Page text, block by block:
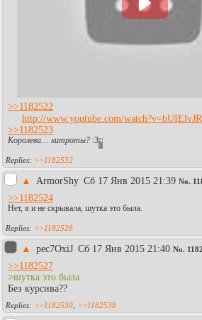
>>1182522
http://www.youtube.com/
>>1182523
Королева… хитроты? :34
>>1182532
▲ АrmorShy Сб 17 Янв 2015 21:39 No.
>>1182524
Нет, я и не скрывала, шутка это была.
>>1182528
▲ pec7OxiJ Сб 17 Янв 2015 21:40 No.
>>1182527
>шутка это была
Без курсива??
>>1182530 >>1182538